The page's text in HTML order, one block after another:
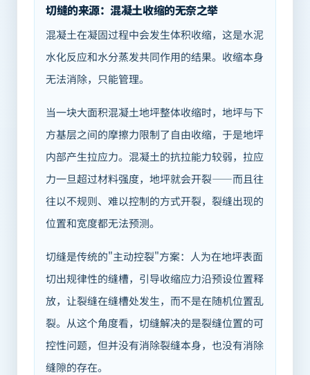
切缝的来源：混凝土收缩的无奈之举
混凝土在凝固过程中会发生体积收缩，这是水泥
水化反应和水分蒸发共同作用的结果。收缩本身
无法消除，只能管理。
当一块大面积混凝土地坪整体收缩时，地坪与下
方基层之间的摩擦力限制了自由收缩，于是地坪
内部产生拉应力。混凝土的抗拉能力较弱，拉应
力一旦超过材料强度，地坪就会开裂——而且往
往以不规则、难以控制的方式开裂，裂缝出现的
位置和宽度都无法预测。
切缝是传统的"主动控裂"方案：人为在地坪表面
切出规律性的缝槽，引导收缩应力沿预设位置释
放，让裂缝在缝槽处发生，而不是在随机位置乱
裂。从这个角度看，切缝解决的是裂缝位置的可
控性问题，但并没有消除裂缝本身，也没有消除
缝隙的存在。